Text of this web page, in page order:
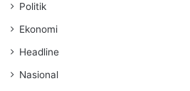
Politik
Ekonomi
Headline
Nasional